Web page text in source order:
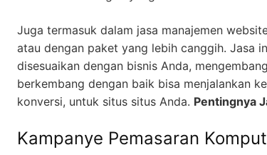
Juga termasuk dalam jasa manajemen
atau dengan paket yang lebih canggih. Jasa
disesuaikan dengan bisnis Anda,
berkembang dengan baik bisa menjalankan
konversi, untuk situs situs Anda. Pentingnya
Kampanye Pemasaran